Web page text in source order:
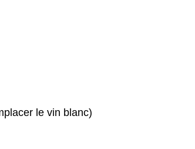
le vin blanc)